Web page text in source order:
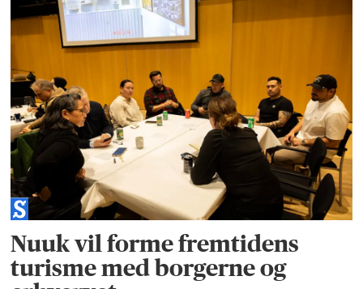
Nuuk vil forme fremtidens
turisme med borgerne og